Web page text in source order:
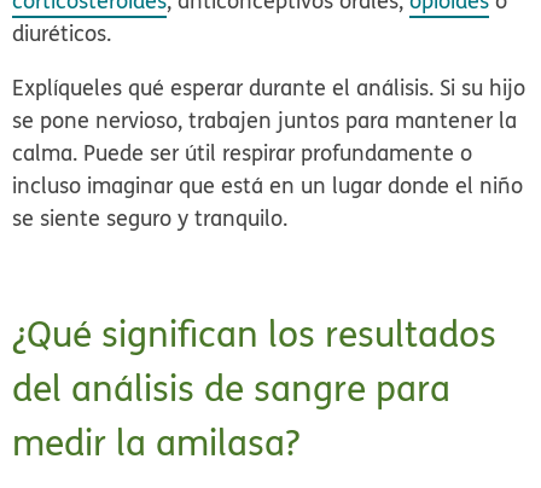
diuréticos.
Explíqueles qué esperar durante el análisis. Si su hijo
se pone nervioso, trabajen juntos para mantener la
calma. Puede ser útil respirar profundamente o
incluso imaginar que está en un lugar donde el niño
se siente seguro y tranquilo.
¿Qué significan los resultados
del análisis de sangre para
medir la amilasa?